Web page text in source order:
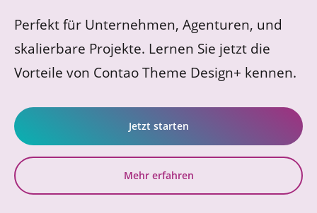
Perfekt für Unternehmen, Agenturen, und
skalierbare Projekte. Lernen Sie jetzt die
Vorteile von Contao Theme Design+ kennen.
Jetzt starten
Mehr erfahren